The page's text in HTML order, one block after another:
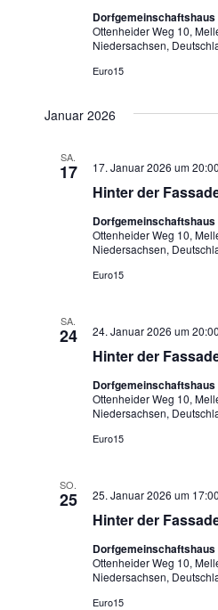
Ottenheider Weg 10,
Niedersachsen,
Euro15
Januar 2026
SA.
17
Hinter der
17. Januar 2026 um 20:00
Ottenheider Weg 10,
Niedersachsen,
Euro15
SA.
24
Hinter der
24. Januar 2026 um 20:00
Ottenheider Weg 10,
Niedersachsen,
Euro15
SO.
25
Hinter der
25. Januar 2026 um 17:00
Ottenheider Weg 10,
Niedersachsen,
Euro15